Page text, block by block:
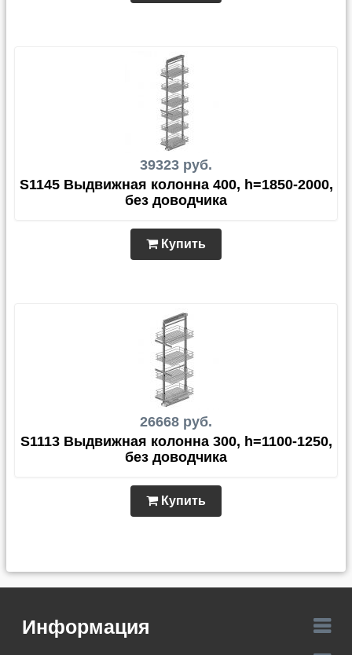
39323 руб.
S1145 Выдвижная колонна 400, h=1850-2000,
без доводчика
Купить
26668 руб.
S1113 Выдвижная колонна 300, h=1100-1250,
без доводчика
Купить
Информация